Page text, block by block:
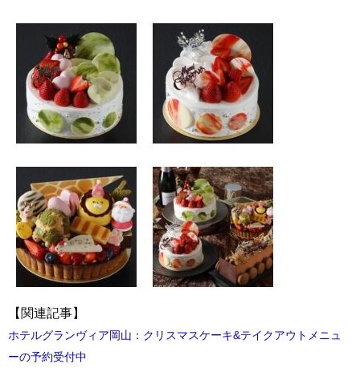
【関連記事】
ホテルグランヴィア岡山：クリスマスケーキ&テイクアウトメニュ
ーの予約受付中